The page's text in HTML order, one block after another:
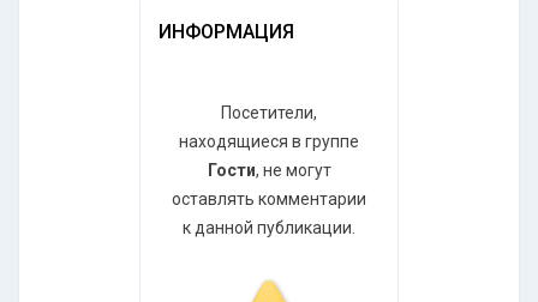
ИНФОРМАЦИЯ
Посетители,
находящиеся в группе
Гости, не могут
оставлять комментарии
к данной публикации.